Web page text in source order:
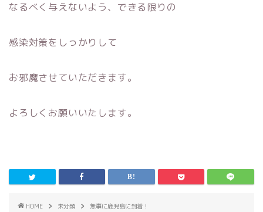
なるべく与えないよう、できる限りの
感染対策をしっかりして
お邪魔させていただきます。
よろしくお願いいたします。
HOME 未分類 無事に鹿児島に到着！